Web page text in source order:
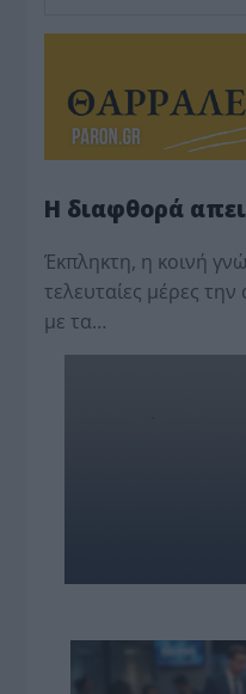
Η διαφθορά
Έκπληκτη, η κοινή
τελευταίες μέρες
με τα…